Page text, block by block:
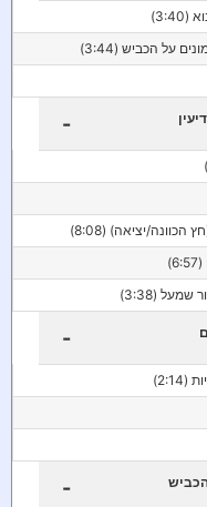
על הכביש (3:44)
-
יציאה) (8:08)
(3:38)
-
-